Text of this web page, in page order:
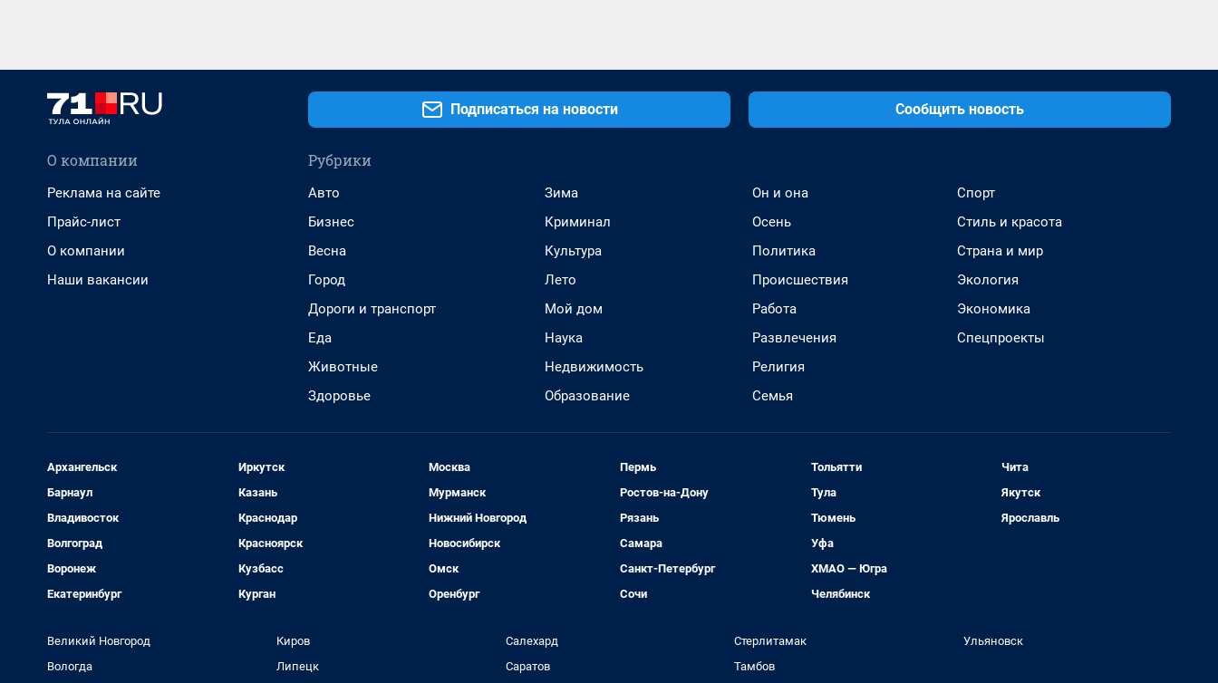
Подписаться на новости Сообщить новость
О компании
Реклама на сайте
Прайс-лист
О компании
Наши вакансии
Рубрики
Авто
Бизнес
Весна
Город
Дороги и транспорт
Еда
Животные
Здоровье
Зима
Криминал
Культура
Лето
Мой дом
Наука
Недвижимость
Образование
Он и она
Осень
Политика
Происшествия
Работа
Развлечения
Религия
Семья
Спорт
Стиль и красота
Страна и мир
Экология
Экономика
Спецпроекты
Архангельск
Барнаул
Владивосток
Волгоград
Воронеж
Екатеринбург
Иркутск
Казань
Краснодар
Красноярск
Кузбасс
Курган
Москва
Мурманск
Нижний Новгород
Новосибирск
Омск
Оренбург
Пермь
Ростов-на-Дону
Рязань
Самара
Санкт-Петербург
Сочи
Тольятти
Тула
Тюмень
Уфа
ХМАО — Югра
Челябинск
Чита
Якутск
Ярославль
Великий Новгород
Вологда
Киров
Липецк
Салехард
Саратов
Стерлитамак
Тамбов
Ульяновск